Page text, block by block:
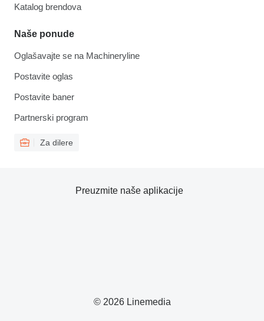
Katalog brendova
Naše ponude
Oglašavajte se na Machineryline
Postavite oglas
Postavite baner
Partnerski program
Za dilere
© 2026 Linemedia
Preuzmite naše aplikacije